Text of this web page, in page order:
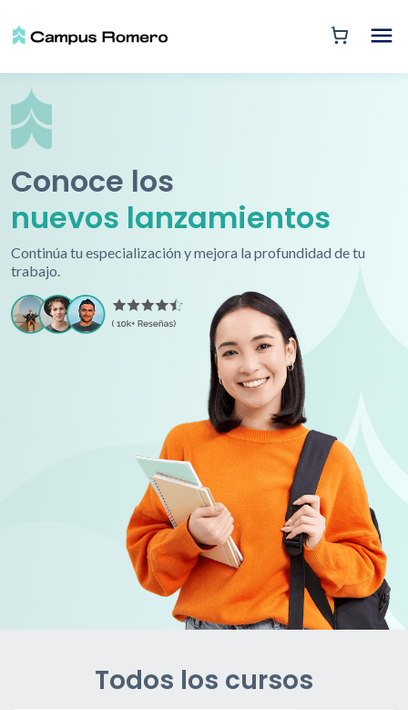
Conoce los
nuevos lanzamientos
Continúa tu especialización y mejora la profundidad de tu
trabajo.
Todos los cursos